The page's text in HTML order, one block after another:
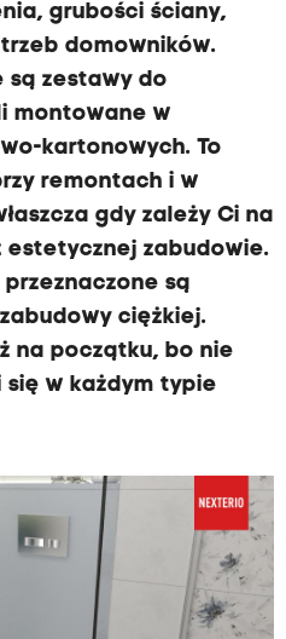
grubości ściany,
domowników.
są zestawy do
montowane w
kartonowych. To
remontach i w
gdy zależy Ci na
estetycznej zabudowie.
są
ciężkiej.
na początku, bo nie
się w każdym typie